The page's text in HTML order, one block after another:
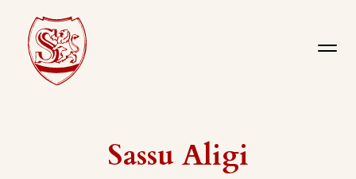
Sassu Aligi